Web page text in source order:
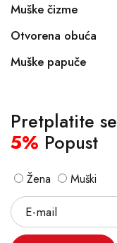
Muške čizme
Otvorena obuća
Muške papuče
Pretplatite
5% Popust
Žena Muški